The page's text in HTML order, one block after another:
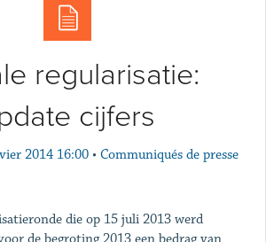
regularisatie:
cijfers
2014 16:00 • Communiqués de presse
die op 15 juli 2013 werd